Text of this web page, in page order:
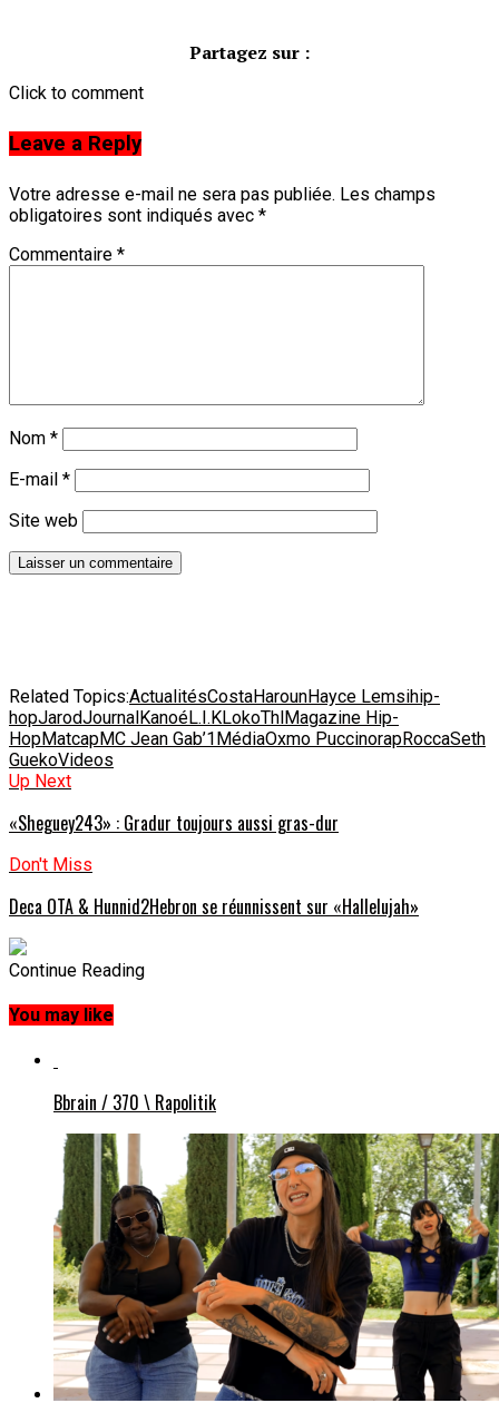
Partagez sur :
Click to comment
Leave a Reply
Votre adresse e-mail ne sera pas publiée. Les champs
obligatoires sont indiqués avec *
Commentaire *
Nom *
E-mail *
Site web
Related Topics:ActualitésCostaHarounHayce Lemsihip-
hopJarodJournalKanoéL.I.KLokoThlMagazine Hip-
HopMatcapMC Jean Gab’1MédiaOxmo PuccinorapRoccaSeth
GuekoVideos
Up Next
«Sheguey243» : Gradur toujours aussi gras-dur
Don't Miss
Deca OTA & Hunnid2Hebron se réunnissent sur «Hallelujah»
Continue Reading
You may like
Bbrain / 370 \ Rapolitik